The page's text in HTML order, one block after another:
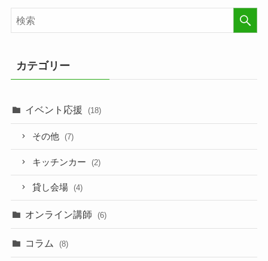
カテゴリー
イベント応援 (18)
その他 (7)
キッチンカー (2)
貸し会場 (4)
オンライン講師 (6)
コラム (8)